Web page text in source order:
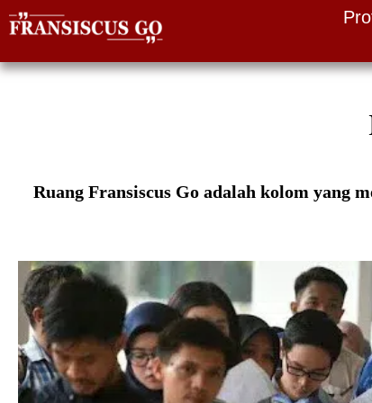
to
Ruang Fransiscus Go adalah kolom yang